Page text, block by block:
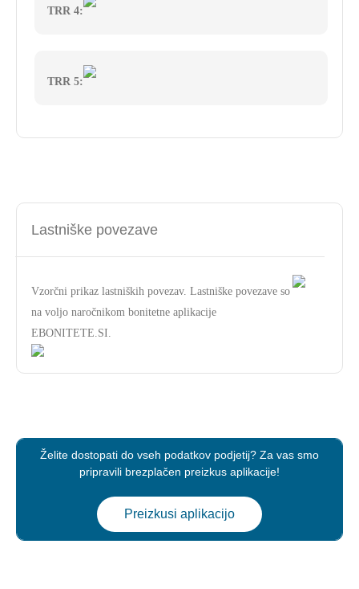
TRR 4:
TRR 5:
Lastniške povezave
Vzorčni prikaz lastniških povezav. Lastniške povezave so
na voljo naročnikom bonitetne aplikacije
EBONITETE.SI.
Želite dostopati do vseh podatkov podjetij? Za vas smo
pripravili brezplačen preizkus aplikacije!
Preizkusi aplikacijo